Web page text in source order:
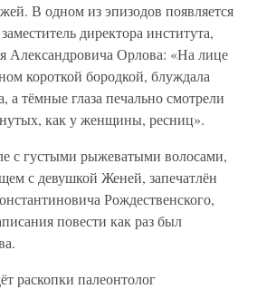
В одном из эпизодов появляется
директора института,
Александровича Орлова: «На лице
короткой бородкой, блуждала
а тёмные глаза печально смотрели
как у женщины, ресниц».
с густыми рыжеватыми волосами,
с девушкой Женей, запечатлён
Рождественского,
повести как раз был
раскопки палеонтолог